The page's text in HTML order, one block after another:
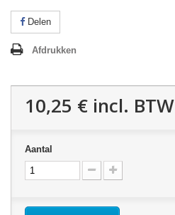
Delen
Afdrukken
10,25 € incl. BTW
Aantal